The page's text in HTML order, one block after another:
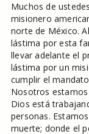
Muchos de
misionero
norte de México.
lástima por esta
llevar adelante el
lástima por un
cumplir el
Nosotros
Dios está
personas.
muerte; donde el